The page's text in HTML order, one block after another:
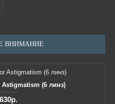
ВНИМАНИЕ
(6 линз)